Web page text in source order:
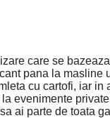
care se
pana la
cu cartofi, iar
evenimente
ai parte de toata